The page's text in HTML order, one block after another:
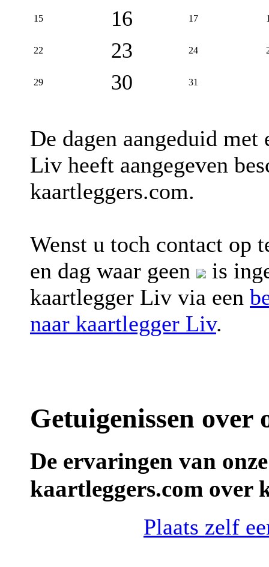
15 16 17
22 23 24
29 30 31
De dagen aangeduid met
Liv heeft aangegeven
kaartleggers.com.
Wenst u toch contact op
en dag waar geen
is
kaartlegger Liv via een
naar kaartlegger Liv.
Getuigenissen over
De ervaringen van
kaartleggers.com over
Plaats zelf